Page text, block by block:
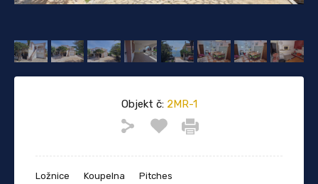
Objekt č:2MR-1
Ložnice Koupelna Pitches